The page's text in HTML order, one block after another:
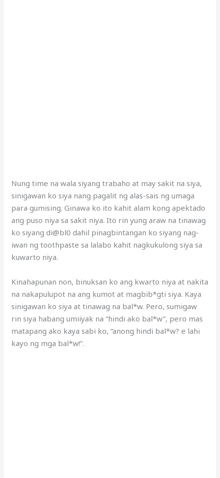
Nung time na wala siyang trabaho at may sakit na siya,
sinigawan ko siya nang pagalit ng alas-sais ng umaga
para gumising. Ginawa ko ito kahit alam kong apektado
ang puso niya sa sakit niya. Ito rin yung araw na tinawag
ko siyang di@bl0 dahil pinagbintangan ko siyang nag-
iwan ng toothpaste sa lalabo kahit nagkukulong siya sa
kuwarto niya.
Kinahapunan non, binuksan ko ang kwarto niya at nakita
na nakapulupot na ang kumot at magbib*gti siya. Kaya
sinigawan ko siya at tinawag na bal*w. Pero, sumigaw
rin siya habang umiiyak na “hindi ako bal*w”, pero mas
matapang ako kaya sabi ko, “anong hindi bal*w? e lahi
kayo ng mga bal*w!”.